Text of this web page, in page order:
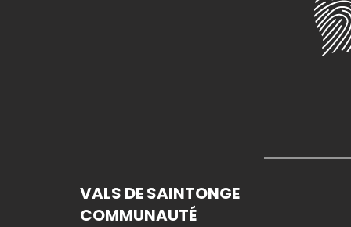
VALS DE SAINTONGE
COMMUNAUTÉ